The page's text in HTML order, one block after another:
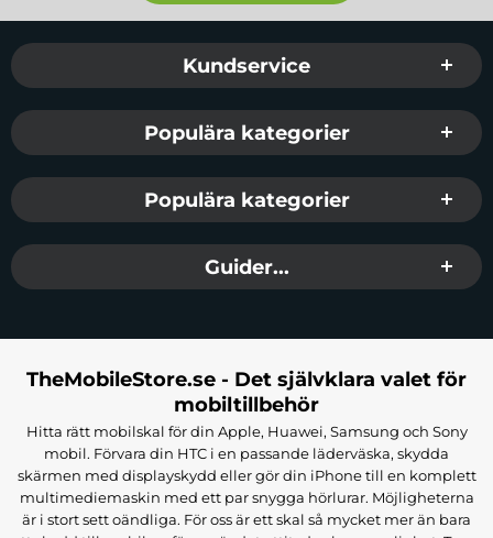
Sidfot Blandad info och länkar
Kundservice
Populära kategorier
Populära kategorier
Guider...
TheMobileStore.se - Det självklara valet för
mobiltillbehör
Hitta rätt mobilskal för din Apple, Huawei, Samsung och Sony
mobil. Förvara din HTC i en passande läderväska, skydda
skärmen med displayskydd eller gör din iPhone till en komplett
multimediemaskin med ett par snygga hörlurar. Möjligheterna
är i stort sett oändliga. För oss är ett skal så mycket mer än bara